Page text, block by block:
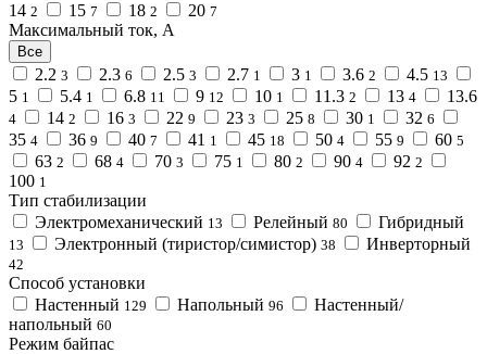
14 2 15 7 18 2 20 7
Максимальный ток, А
Все
2.2 3 2.3 6 2.5 3 2.7 1 3 1 3.6 2 4.5 13
5 1 5.4 1 6.8 11 9 12 10 1 11.3 2 13 4 13.6
4 14 2 16 3 22 9 23 3 25 8 30 1 32 6
35 4 36 9 40 7 41 1 45 18 50 4 55 9 60 5
63 2 68 4 70 3 75 1 80 2 90 4 92 2
100 1
Тип стабилизации
Электромеханический 13 Релейный 80 Гибридный
13 Электронный (тиристор/симистор) 38 Инверторный
42
Способ установки
Настенный 129 Напольный 96
Настенный/
напольный 60
Режим байпас